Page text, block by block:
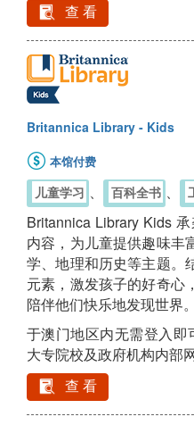
查 看
Britannica Library - Kids
本馆付费
儿童学习 、 百科全书 、
Britannica Library Kids
内容，为儿童提供趣味丰
学、地理和历史等主题。
元素，激发孩子的好奇心
陪伴他们快乐地发现世界。
于澳门地区内无需登入
大专院校及政府机构内部
查 看